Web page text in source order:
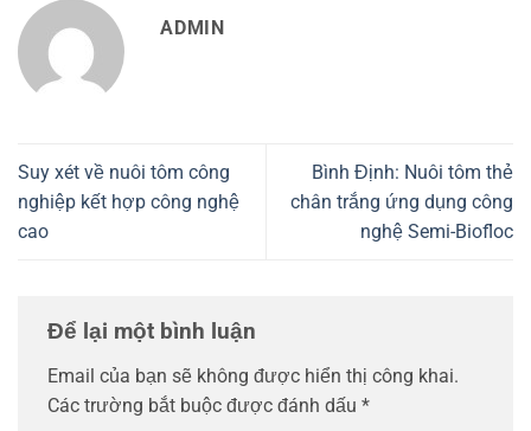
ADMIN
Suy xét về nuôi tôm công
nghiệp kết hợp công nghệ
cao
Bình Định: Nuôi tôm thẻ
chân trắng ứng dụng công
nghệ Semi-Biofloc
Để lại một bình luận
Email của bạn sẽ không được hiển thị công khai.
Các trường bắt buộc được đánh dấu *